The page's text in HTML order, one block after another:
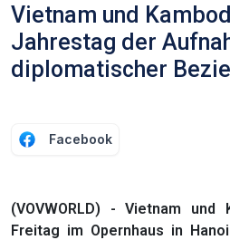
Vietnam und
Jahrestag der
diplomatischer
Facebook
(VOVWORLD) - Vietnam und
Freitag im Opernhaus in